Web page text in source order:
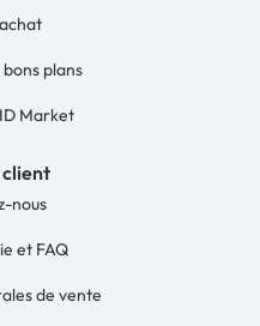
plans
Market
nous
et FAQ
de vente